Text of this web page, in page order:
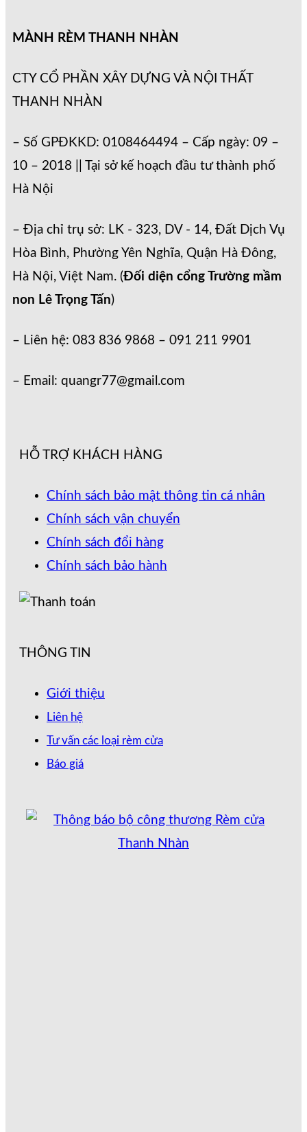
MÀNH RÈM THANH NHÀN
CTY CỔ PHẦN XÂY DỰNG VÀ NỘI THẤT
THANH NHÀN
– Số GPĐKKD: 0108464494 – Cấp ngày: 09 –
10 – 2018 || Tại sở kế hoạch đầu tư thành phố
Hà Nội
– Địa chỉ trụ sở: LK - 323, DV - 14, Đất Dịch Vụ
Hòa Bình, Phường Yên Nghĩa, Quận Hà Đông,
Hà Nội, Việt Nam. (Đối diện cổng Trường mầm
non Lê Trọng Tấn)
– Liên hệ: 083 836 9868 – 091 211 9901
– Email: quangr77@gmail.com
HỖ TRỢ KHÁCH HÀNG
Chính sách bảo mật thông tin cá nhân
Chính sách vận chuyển
Chính sách đổi hàng
Chính sách bảo hành
THÔNG TIN
Giới thiệu
Liên hệ
Tư vấn các loại rèm cửa
Báo giá